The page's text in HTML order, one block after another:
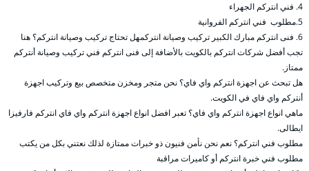
4. فني انتركم الجهراء
5.مطلوب فني انتركم الفروانية
6. فنى انتركم مبارك الكبير تركيب وصيانة انتركمهل تحتاج تركيب وصيانة انتركم؟ هنا
تجب أفضل شركات انتركم بالكويت بالأضافة إلى فنى انتركم فني تركيب وصيانة أنتركم
ممتاز.
هل تبحث عن اجهزة انتركم واي فاي؟ نحن متجر ومخزن متخصص بيع وتركيب اجهزة
أنتركم واي فاي في الكويت.
ماهي انواع اجهزة انتركم واي فاي؟ تعبر افضل انواع اجهزة انتركم واي فاي انتركم فارفيزا
ايطالى.
مطلوب فني انتركم؟ نعم نحن نأمن فنيون ذو خبرات ممتازة لذلك نعتني بكل من يكتب
مطلوب فني خبرة انتركم أو كاميرات مراقبة